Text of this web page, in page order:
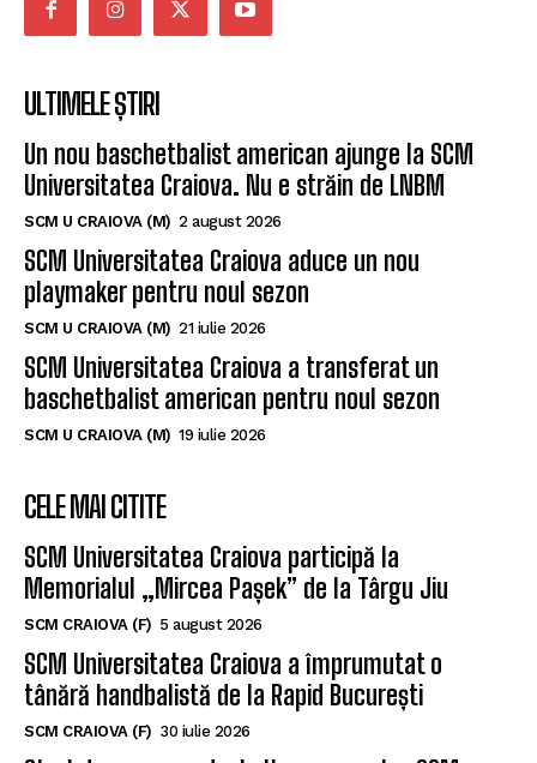
ULTIMELE ȘTIRI
Un nou baschetbalist american ajunge la SCM
Universitatea Craiova. Nu e străin de LNBM
SCM U CRAIOVA (M) 2 august 2026
SCM Universitatea Craiova aduce un nou
playmaker pentru noul sezon
SCM U CRAIOVA (M) 21 iulie 2026
SCM Universitatea Craiova a transferat un
baschetbalist american pentru noul sezon
SCM U CRAIOVA (M) 19 iulie 2026
CELE MAI CITITE
SCM Universitatea Craiova participă la
Memorialul „Mircea Pașek” de la Târgu Jiu
SCM CRAIOVA (F) 5 august 2026
SCM Universitatea Craiova a împrumutat o
tânără handbalistă de la Rapid București
SCM CRAIOVA (F) 30 iulie 2026